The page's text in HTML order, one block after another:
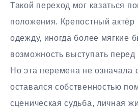
Такой переход мог казаться
положения. Крепостный актёр
одежду, иногда более мягкие
возможность выступать
Но эта перемена не означала
оставался собственностью
сценическая судьба, личная